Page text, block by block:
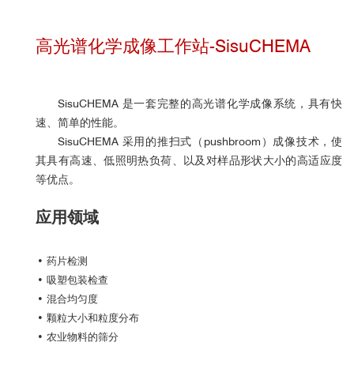
高光谱化学成像工作站-SisuCHEMA
SisuCHEMA 是一套完整的高光谱化学成像系统，具有快
速、简单的性能。
SisuCHEMA 采用的推扫式（pushbroom）成像技术，使
其具有高速、低照明热负荷、
以及对样品形状大小的高适应度
等优点。
应用领域
• 药片检测
• 吸塑包装检查
• 混合均匀度
• 颗粒大小和粒度分布
• 农业物料的筛分